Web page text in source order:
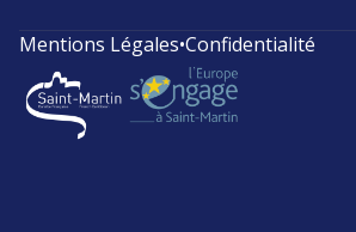
Mentions Légales•Confidentialité